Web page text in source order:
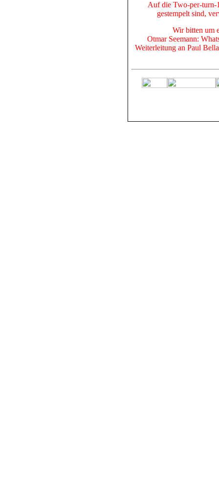
Auf die Two-per-turn-
gestempelt sind,
Wir bitten um
Otmar Seemann:
Weiterleitung an Paul